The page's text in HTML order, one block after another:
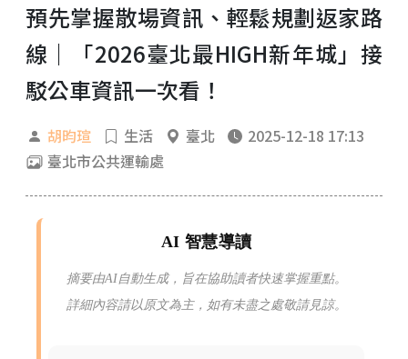
預先掌握散場資訊、輕鬆規劃返家路
線｜「2026臺北最HIGH新年城」接
駁公車資訊一次看！
胡昀瑄 生活 臺北
2025-12-18 17:13
臺北市公共運輸處
AI 智慧導讀
摘要由AI自動生成，旨在協助讀者快速掌握重點。
詳細內容請以原文為主，如有未盡之處敬請見諒。